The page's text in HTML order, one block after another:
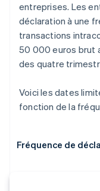
entreprises. Les
déclaration à une
transactions
50 000 euros brut
des quatre
Voici les dates
fonction de la
Fréquence de